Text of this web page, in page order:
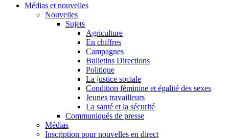
Médias et nouvelles
Nouvelles
Sujets
Agriculture
En chiffres
Campagnes
Bulletins Directions
Politique
La justice sociale
Condition féminine et égalité des sexes
Jeunes travailleurs
La santé et la sécurité
Communiqués de presse
Médias
Inscription pour nouvelles en direct